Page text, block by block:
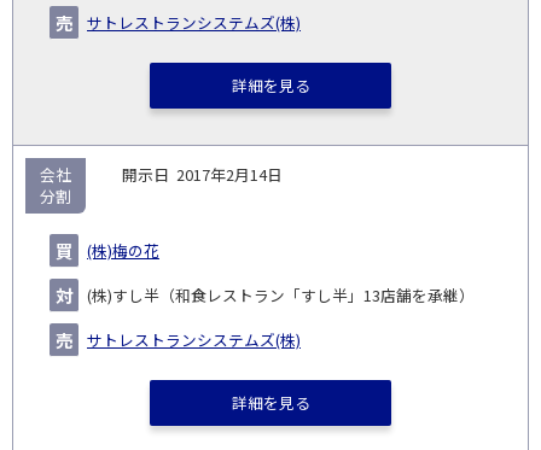
サトレストランシステムズ(株)
詳細を見る
2017年2月14日
(株)梅の花
(株)すし半（和食レストラン「すし半」13店舗を承継）
サトレストランシステムズ(株)
会社
分割
詳細を見る